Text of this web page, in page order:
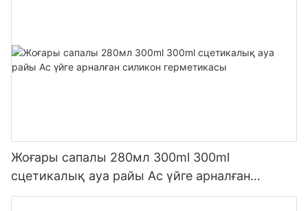
Жоғары сапалы 280мл 300ml 300ml
сцетикалық ауа райы Ас үйге арналған
силикон герметикасы